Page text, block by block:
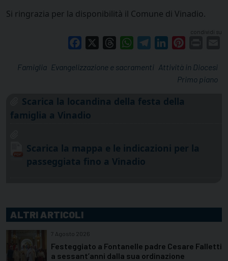
Si ringrazia per la disponibilità il Comune di Vinadio.
condividi su
Facebook ThreadsWhatsAppTelegramLinkedIn
Attività in Diocesi
Evangelizzazione e sacramenti
Famiglia
Primo piano
Scarica la locandina della festa della
famiglia a Vinadio
Scarica la mappa e le indicazioni per la
passeggiata fino a Vinadio
ALTRI ARTICOLI
7 Agosto 2026
Festeggiato a Fontanelle padre Cesare Falletti
a sessant’anni dalla sua ordinazione